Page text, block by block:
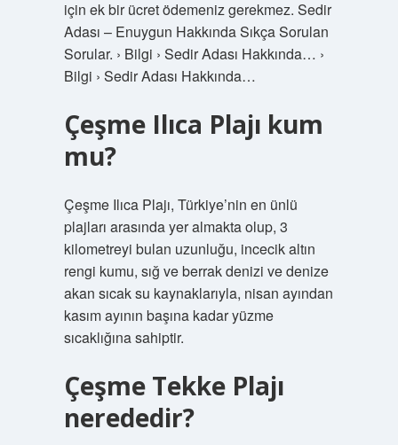
için ek bir ücret ödemeniz gerekmez. Sedir
Adası – Enuygun Hakkında Sıkça Sorulan
Sorular. › Bilgi › Sedir Adası Hakkında… ›
Bilgi › Sedir Adası Hakkında…
Çeşme Ilıca Plajı kum
mu?
Çeşme Ilıca Plajı, Türkiye’nin en ünlü
plajları arasında yer almakta olup, 3
kilometreyi bulan uzunluğu, incecik altın
rengi kumu, sığ ve berrak denizi ve denize
akan sıcak su kaynaklarıyla, nisan ayından
kasım ayının başına kadar yüzme
sıcaklığına sahiptir.
Çeşme Tekke Plajı
nerededir?